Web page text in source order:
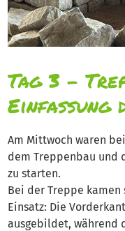
Tag 3 –
Einfassung
Am Mittwoch waren
dem Treppenbau und
zu starten.
Bei der Treppe
Einsatz: Die
ausgebildet, während